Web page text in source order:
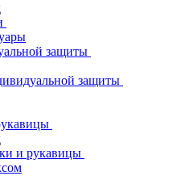
защиты
защиты
и рукавицы